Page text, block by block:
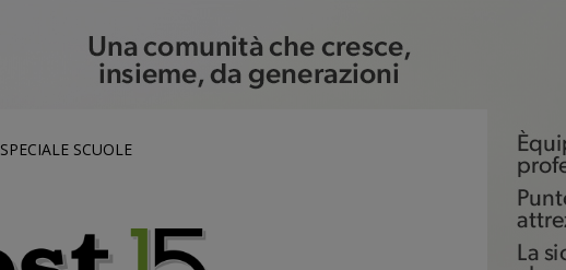
SPECIALE SCUOLE